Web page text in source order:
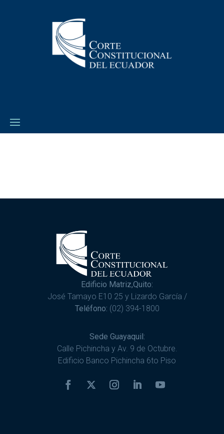
Edificio Matriz,Quito:
José Tamayo E10 25 y Lizardo García /
Teléfono: (02) 394-1800
Sede Guayaquil:
Calle Pichincha y Av. 9 de Octubre.
Edificio Banco Pichincha 6to Piso